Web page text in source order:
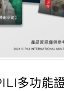
多功能